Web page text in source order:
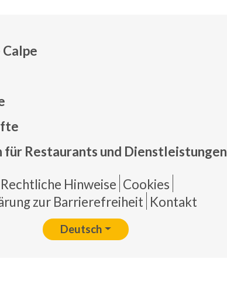
für Restaurants und Dienstleistungen
Pie de página
Rechtliche Hinweise Cookies
zur Barrierefreiheit Kontakt
Deutsch